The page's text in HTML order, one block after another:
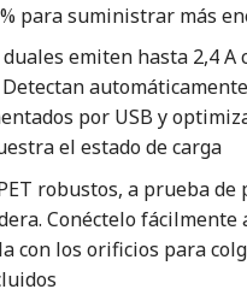
para suministrar más
emiten hasta 2,4 A
por USB y
el estado de carga
robustos, a prueba
Conéctelo
con los orificios para